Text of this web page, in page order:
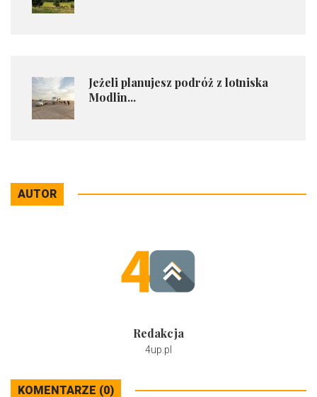
Jeżeli planujesz podróż z lotniska
Modlin...
AUTOR
Redakcja
4up.pl
KOMENTARZE (0)